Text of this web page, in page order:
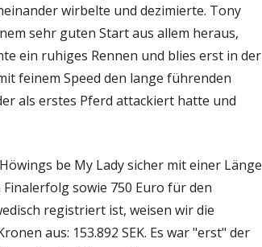
wirbelte und dezimierte. Tony
sehr guten Start aus allem heraus,
ein ruhiges Rennen und blies erst in der
feinem Speed den lange führenden
als erstes Pferd attackiert hatte und
be My Lady sicher mit einer Länge
sowie 750 Euro für den
registriert ist, weisen wir die
aus: 153.892 SEK. Es war "erst" der